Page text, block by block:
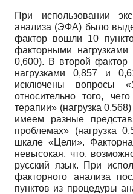
При использовании
анализа (ЭФА) было
фактор вошли 10
факторными
0,600). В второй фактор
нагрузками 0,857 и
исключены вопросы
относительно того,
терапии» (нагрузка
имеем разные
проблемах» (нагрузка
шкале «Цели».
невысокая, что,
русский язык. При
факторного анализа
пунктов из процедуры